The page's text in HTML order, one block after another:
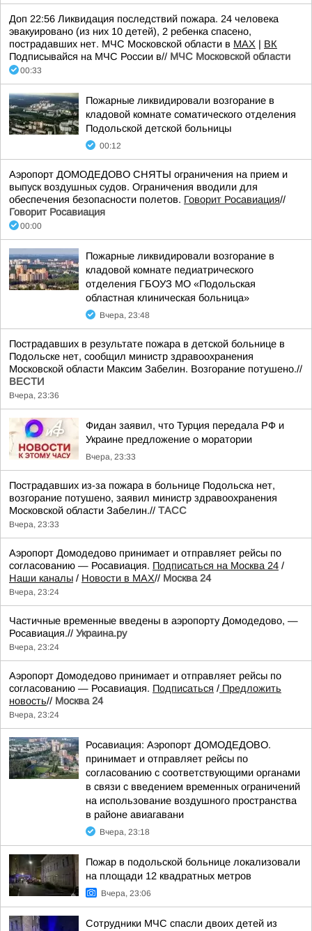
Доп 22:56 Ликвидация последствий пожара. 24 человека
эвакуировано (из них 10 детей), 2 ребенка спасено,
пострадавших нет. МЧС Московской области в MAX | ВК
Подписывайся на МЧС России в// МЧС Московской области
00:33
Пожарные ликвидировали возгорание в
кладовой комнате соматического отделения
Подольской детской больницы
00:12
Аэропорт ДОМОДЕДОВО СНЯТЫ ограничения на прием и
выпуск воздушных судов. Ограничения вводили для
обеспечения безопасности полетов. Говорит Росавиация//
Говорит Росавиация
00:00
Пожарные ликвидировали возгорание в
кладовой комнате педиатрического
отделения ГБОУЗ МО «Подольская
областная клиническая больница»
Вчера, 23:48
Пострадавших в результате пожара в детской больнице в
Подольске нет, сообщил министр здравоохранения
Московской области Максим Забелин. Возгорание потушено.//
ВЕСТИ
Вчера, 23:36
Фидан заявил, что Турция передала РФ и
Украине предложение о моратории
Вчера, 23:33
Пострадавших из-за пожара в больнице Подольска нет,
возгорание потушено, заявил министр здравоохранения
Московской области Забелин.// ТАСС
Вчера, 23:33
Аэропорт Домодедово принимает и отправляет рейсы по
согласованию — Росавиация. Подписаться на Москва 24 /
Наши каналы / Новости в MAX// Москва 24
Вчера, 23:24
Частичные временные введены в аэропорту Домодедово, —
Росавиация.// Украина.ру
Вчера, 23:24
Аэропорт Домодедово принимает и отправляет рейсы по
согласованию — Росавиация. Подписаться / Предложить
новость// Москва 24
Вчера, 23:24
Росавиация: Аэропорт ДОМОДЕДОВО.
принимает и отправляет рейсы по
согласованию с соответствующими органами
в связи с введением временных ограничений
на использование воздушного пространства
в районе авиагавани
Вчера, 23:18
Пожар в подольской больнице локализовали
на площади 12 квадратных метров
Вчера, 23:06
Сотрудники МЧС спасли двоих детей из